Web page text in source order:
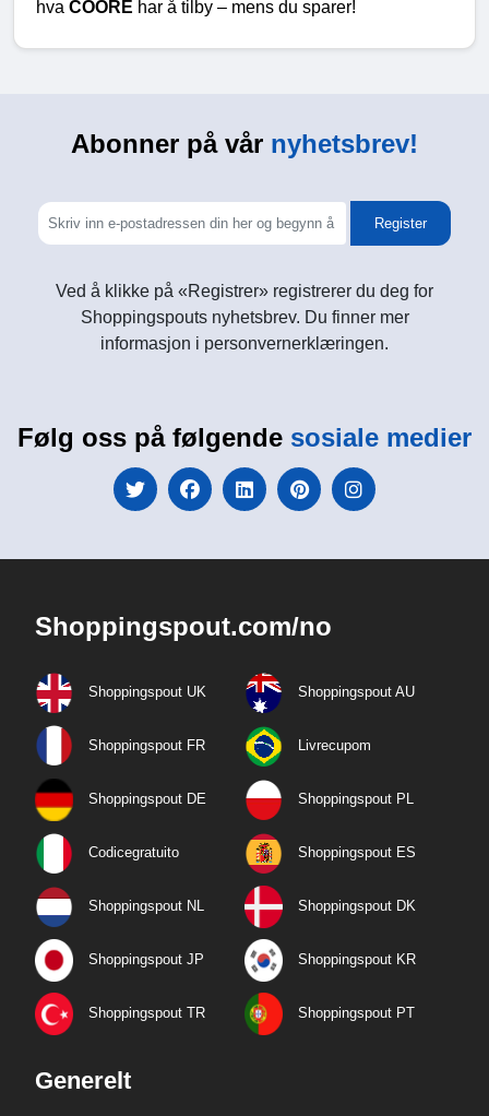
hva COORE har å tilby – mens du sparer!
Abonner på vår nyhetsbrev!
Register
Ved å klikke på «Registrer» registrerer du deg for
Shoppingspouts nyhetsbrev. Du finner mer
informasjon i personvernerklæringen.
Følg oss på følgende sosiale medier
Shoppingspout.com/no
Shoppingspout UK Shoppingspout AU
Shoppingspout FR Livrecupom
Shoppingspout DE Shoppingspout PL
Codicegratuito Shoppingspout ES
Shoppingspout NL Shoppingspout DK
Shoppingspout JP Shoppingspout KR
Shoppingspout TR Shoppingspout PT
Generelt